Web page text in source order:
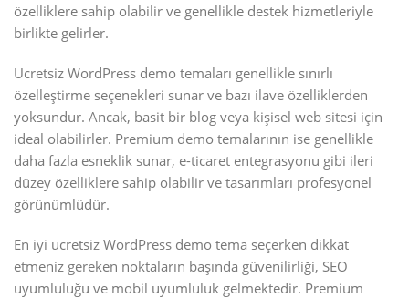
özelliklere sahip olabilir ve genellikle destek hizmetleriyle
birlikte gelirler.
Ücretsiz WordPress demo temaları genellikle sınırlı
özelleştirme seçenekleri sunar ve bazı ilave özelliklerden
yoksundur. Ancak, basit bir blog veya kişisel web sitesi için
ideal olabilirler. Premium demo temalarının ise genellikle
daha fazla esneklik sunar, e-ticaret entegrasyonu gibi ileri
düzey özelliklere sahip olabilir ve tasarımları profesyonel
görünümlüdür.
En iyi ücretsiz WordPress demo tema seçerken dikkat
etmeniz gereken noktaların başında güvenilirliği, SEO
uyumluluğu ve mobil uyumluluk gelmektedir. Premium